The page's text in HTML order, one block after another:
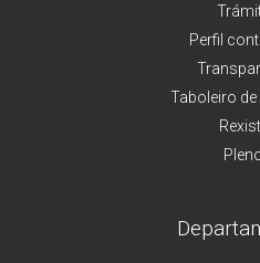
Perfil
Taboleiro